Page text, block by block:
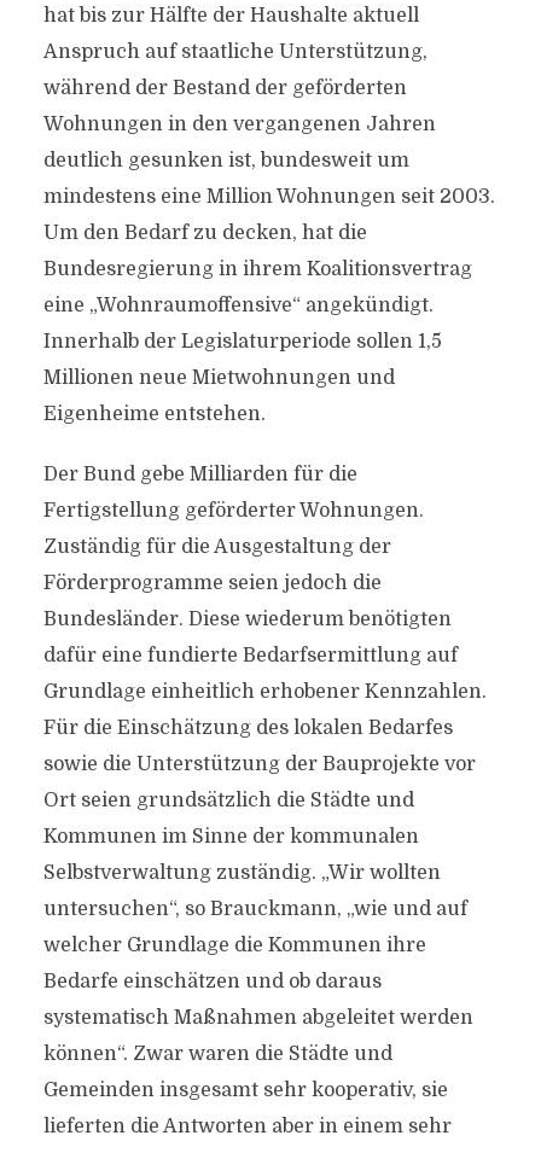
hat bis zur Hälfte der Haushalte aktuell
Anspruch auf staatliche Unterstützung,
während der Bestand der geförderten
Wohnungen in den vergangenen Jahren
deutlich gesunken ist, bundesweit um
mindestens eine Million Wohnungen seit 2003.
Um den Bedarf zu decken, hat die
Bundesregierung in ihrem Koalitionsvertrag
eine „Wohnraumoffensive“ angekündigt.
Innerhalb der Legislaturperiode sollen 1,5
Millionen neue Mietwohnungen und
Eigenheime entstehen.
Der Bund gebe Milliarden für die
Fertigstellung geförderter Wohnungen.
Zuständig für die Ausgestaltung der
Förderprogramme seien jedoch die
Bundesländer. Diese wiederum benötigten
dafür eine fundierte Bedarfsermittlung auf
Grundlage einheitlich erhobener Kennzahlen.
Für die Einschätzung des lokalen Bedarfes
sowie die Unterstützung der Bauprojekte vor
Ort seien grundsätzlich die Städte und
Kommunen im Sinne der kommunalen
Selbstverwaltung zuständig. „Wir wollten
untersuchen“, so Brauckmann, „wie und auf
welcher Grundlage die Kommunen ihre
Bedarfe einschätzen und ob daraus
systematisch Maßnahmen abgeleitet werden
können“. Zwar waren die Städte und
Gemeinden insgesamt sehr kooperativ, sie
lieferten die Antworten aber in einem sehr